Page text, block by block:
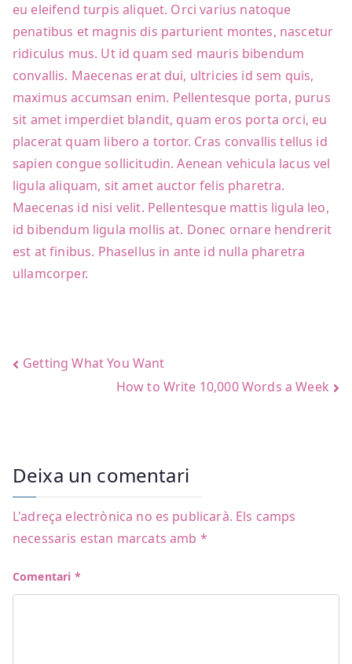
eu eleifend turpis aliquet. Orci varius natoque
penatibus et magnis dis parturient montes, nascetur
ridiculus mus. Ut id quam sed mauris bibendum
convallis. Maecenas erat dui, ultricies id sem quis,
maximus accumsan enim. Pellentesque porta, purus
sit amet imperdiet blandit, quam eros porta orci, eu
placerat quam libero a tortor. Cras convallis tellus id
sapien congue sollicitudin. Aenean vehicula lacus vel
ligula aliquam, sit amet auctor felis pharetra.
Maecenas id nisi velit. Pellentesque mattis ligula leo,
id bibendum ligula mollis at. Donec ornare hendrerit
est at finibus. Phasellus in ante id nulla pharetra
ullamcorper.
Navegació
d'entrades
Getting What You Want
How to Write 10,000 Words a Week
Deixa un comentari
L'adreça electrònica no es publicarà. Els camps
necessaris estan marcats amb *
Comentari *